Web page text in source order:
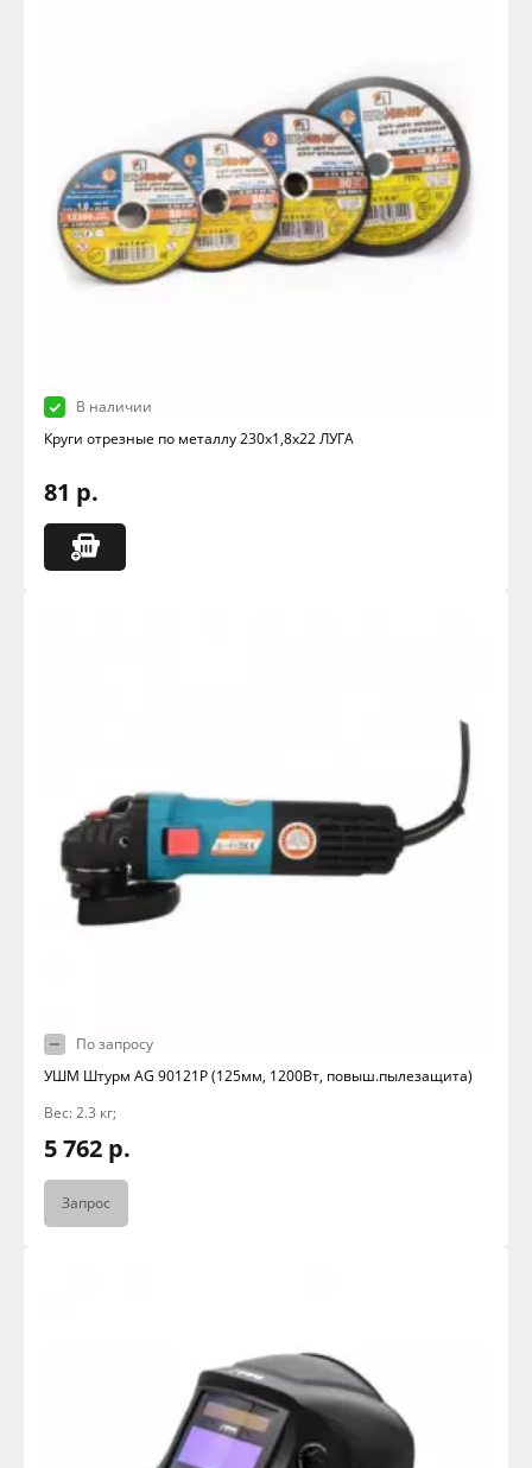
В наличии
Круги отрезные по металлу 230х1,8х22 ЛУГА
81 р.
По запросу
УШМ Штурм АG 90121P (125мм, 1200Вт, повыш.пылезащита)
Вес: 2.3 кг;
5 762 р.
Запрос